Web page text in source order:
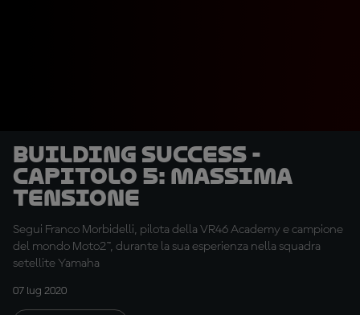
Building Success -
Capitolo 5: Massima
tensione
Segui Franco Morbidelli, pilota della VR46 Academy e campione
del mondo Moto2™, durante la sua esperienza nella squadra
setellite Yamaha
07 lug 2020